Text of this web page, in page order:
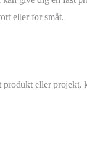
eller for småt.
eller projekt,